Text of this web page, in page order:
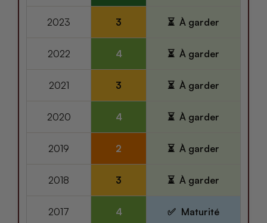
2023 3 À garder
2022 4 À garder
2021 3 À garder
2020 4 À garder
2019 2 À garder
2018 3 À garder
2017 4 Maturité